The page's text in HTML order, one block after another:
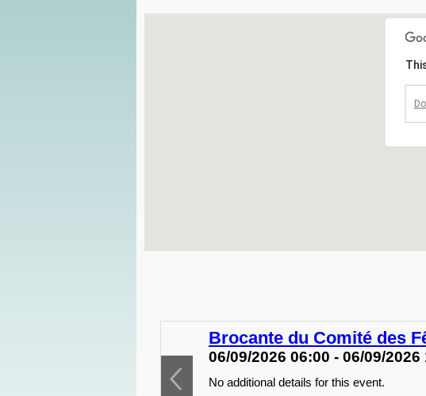
Brocante du Comité des
06/09/2026 06:00 - 06/09/2026
No additional details for this event.